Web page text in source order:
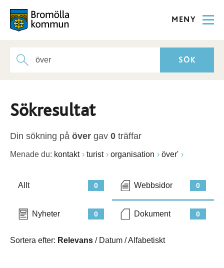
MENY
Sökresultat
Din sökning på över gav 0 träffar
Menade du: kontakt turist organisation över'
0
Allt 0
Webbsidor
0
Nyheter 0
Dokument
Sortera efter: Relevans / Datum /Alfabetiskt